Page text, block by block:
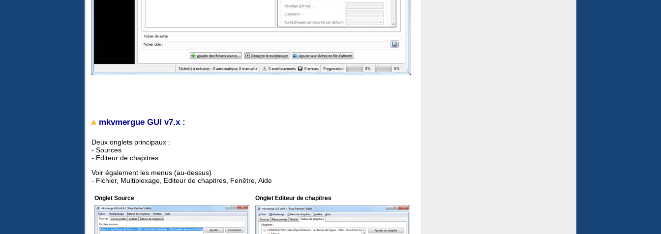
mkvmergue GUI v7.x :
Deux onglets principaux :
- Sources
- Editeur de chapitres
Voir également les menus (au-dessus) :
- Fichier, Multiplexage, Editeur de chapitres, Fenêtre, Aide
Onglet Source Onglet Editeur de chapitres